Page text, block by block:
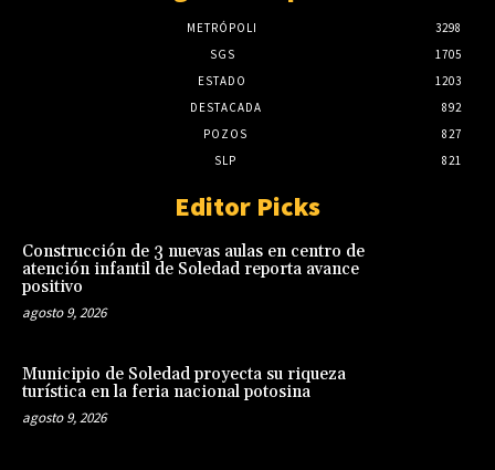
METRÓPOLI
3298
SGS
1705
ESTADO
1203
DESTACADA
892
POZOS
827
SLP
821
Editor Picks
Construcción de 3 nuevas aulas en centro de
atención infantil de Soledad reporta avance
positivo
agosto 9, 2026
Municipio de Soledad proyecta su riqueza
turística en la feria nacional potosina
agosto 9, 2026